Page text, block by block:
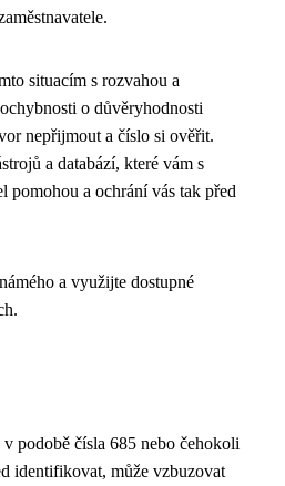
situacím s rozvahou a
o důvěryhodnosti
nepřijmout a číslo si ověřit.
a databází, které vám s
pomohou a ochrání vás tak před
a využijte dostupné
podobě čísla 685 nebo čehokoli
identifikovat, může vzbuzovat